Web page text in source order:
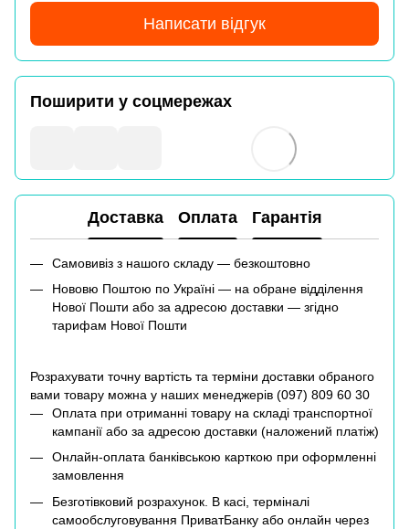
Написати відгук
Поширити у соцмережах
Доставка Оплата Гарантія
Самовивіз з нашого складу — безкоштовно
Нововю Поштою по Україні — на обране відділення
Нової Пошти або за адресою доставки — згідно
тарифам Нової Пошти
Розрахувати точну вартість та терміни доставки обраного
вами товару можна у наших менеджерів (097) 809 60 30
Оплата при отриманні товару на складі транспортної
кампанії або за адресою доставки (наложений платіж)
Онлайн-оплата банківською карткою при оформленні
замовлення
Безготівковий розрахунок. В касі, терміналі
самообслуговування ПриватБанку або онлайн через